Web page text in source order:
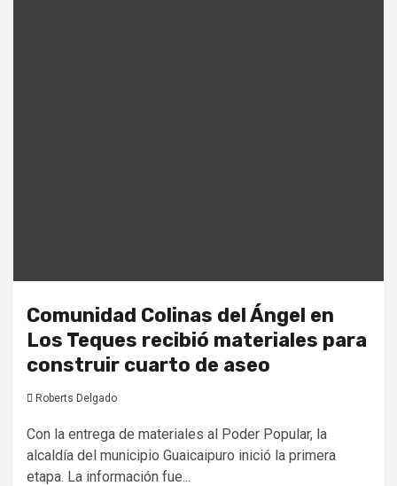
Comunidad Colinas del Ángel en
Los Teques recibió materiales para
construir cuarto de aseo
Roberts Delgado
Con la entrega de materiales al Poder Popular, la
alcaldía del municipio Guaicaipuro inició la primera
etapa. La información fue...